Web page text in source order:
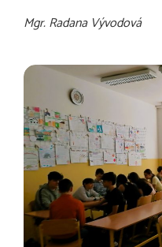
Mgr. Radana Vývodová